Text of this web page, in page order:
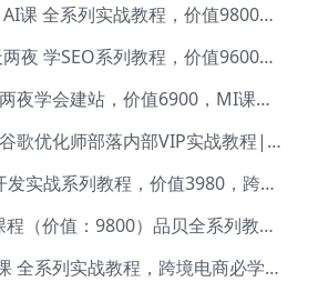
新版米课.颜Sir AI课 全系列实战教程，价值9800，跨境首选！【Ag-0052】
米课.颜Sir 三天两夜 学SEO系列教程，价值9600元，跨境人都在学 【Ag-0056】
米课.颜Sir三天两夜学会建站，价值6900，MI课甄选课程 【Ag-0055】
2026同款孙谦.谷歌优化师部落内部VIP实战教程|价值4999元全网独家解码（官方报名版本）【@034】
米课毅冰领英开发实战系列教程，价值3980，跨境必选【Ag-0049】
曾亮品贝SEO课程（价值：9800）品贝全系列教程 【Ab-0022】
米课.老华商业课 全系列实战教程，跨境电商必学，价值16900元【Ag-0053】